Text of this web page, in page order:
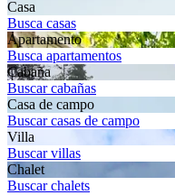
Casa
Busca casas
Apartamento
Busca apartamentos
Cabaña
Buscar cabañas
Casa de campo
Buscar casas de campo
Villa
Buscar villas
Chalet
Buscar chalets